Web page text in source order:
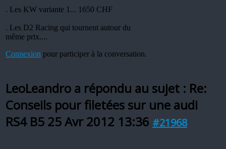
. Les KW variante 1... 1650 CHF
. Les D2 Racing qui tournent autour du
même prix....
Connexion pour participer à la conversation.
LeoLeandro a répondu au sujet : Re:
Conseils pour filetées sur une audi
RS4 B5 25 Avr 2012 13:36 #21968